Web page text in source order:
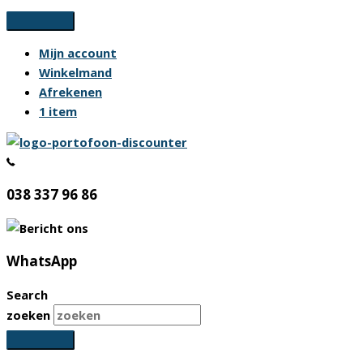
Ga
naar
inhoud
Mijn account
Winkelmand
Afrekenen
1 item
038 337 96 86
WhatsApp
Search
zoeken